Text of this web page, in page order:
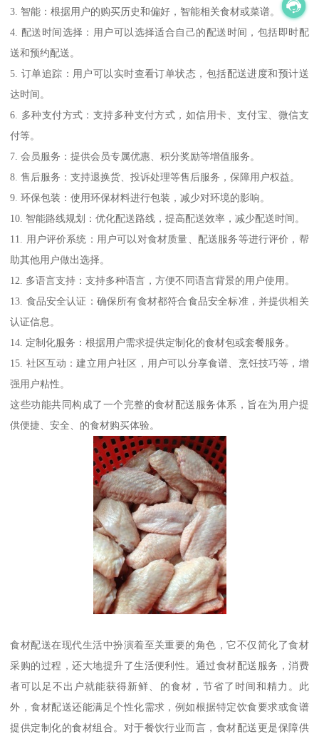
3. 智能：根据用户的购买历史和偏好，智能相关食材或菜谱。
4. 配送时间选择：用户可以选择适合自己的配送时间，包括即时配
送和预约配送。
5. 订单追踪：用户可以实时查看订单状态，包括配送进度和预计送
达时间。
6. 多种支付方式：支持多种支付方式，如信用卡、支付宝、微信支
付等。
7. 会员服务：提供会员专属优惠、积分奖励等增值服务。
8. 售后服务：支持退换货、投诉处理等售后服务，保障用户权益。
9. 环保包装：使用环保材料进行包装，减少对环境的影响。
10. 智能路线规划：优化配送路线，提高配送效率，减少配送时间。
11. 用户评价系统：用户可以对食材质量、配送服务等进行评价，帮
助其他用户做出选择。
12. 多语言支持：支持多种语言，方便不同语言背景的用户使用。
13. 食品安全认证：确保所有食材都符合食品安全标准，并提供相关
认证信息。
14. 定制化服务：根据用户需求提供定制化的食材包或套餐服务。
15. 社区互动：建立用户社区，用户可以分享食谱、烹饪技巧等，增
强用户粘性。
这些功能共同构成了一个完整的食材配送服务体系，旨在为用户提
供便捷、安全、的食材购买体验。
食材配送在现代生活中扮演着至关重要的角色，它不仅简化了食材
采购的过程，还大地提升了生活便利性。通过食材配送服务，消费
者可以足不出户就能获得新鲜、的食材，节省了时间和精力。此
外，食材配送还能满足个性化需求，例如根据特定饮食要求或食谱
提供定制化的食材组合。对于餐饮行业而言，食材配送更是保障供